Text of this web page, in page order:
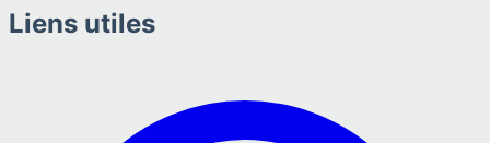
Liens utiles